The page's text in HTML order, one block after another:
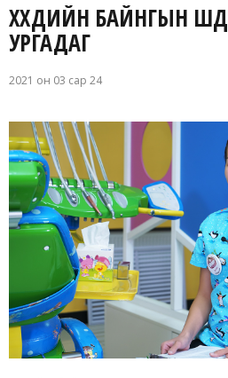
ХҮҮХДИЙН БАЙНГЫН
УРГАДАГ
2021 он 03 сар 24